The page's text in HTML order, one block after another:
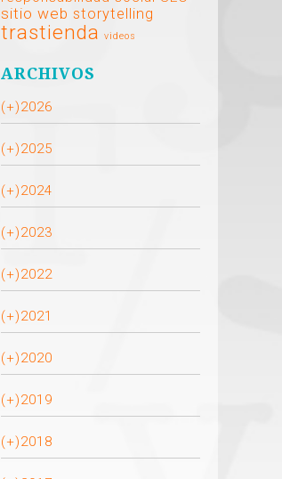
sitio web storytelling
trastienda videos
ARCHIVOS
(+)2026
(+)2025
(+)2024
(+)2023
(+)2022
(+)2021
(+)2020
(+)2019
(+)2018